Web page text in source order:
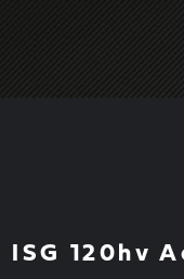
ISG 120hv